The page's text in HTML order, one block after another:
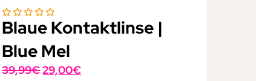
Blaue Kontaktlinse |
Blue Mel
39,99€Ursprünglicher
29,00€Aktueller